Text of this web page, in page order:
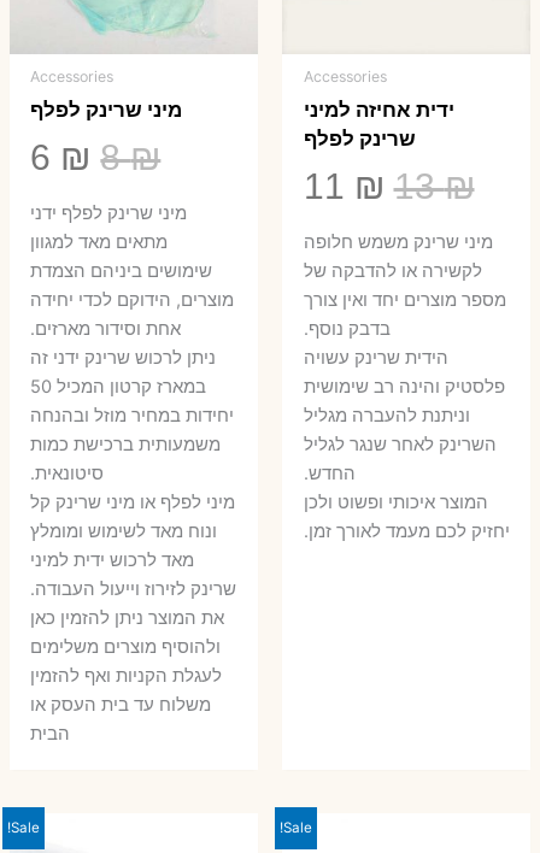
Accessories
ידית אחיזה למיני
שרינק לפלף
13₪
המחיר
המקורי
היה:
13 ₪.
11 ₪
הוא:
​מיני שרינק משמש חלופה
לקשירה או להדבקה של
מספר מוצרים יחד ואין צורך
בדבק נוסף.
הידית שרינק עשויה
פלסטיק והינה רב שימושית
וניתנת להעברה מגליל
השרינק לאחר שנגר לגליל
החדש.
המוצר איכותי ופשוט ולכן
יחזיק לכם מעמד לאורך זמן.
Accessories
מיני שרינק לפלף
8₪
היה:
8 ₪.
6 ₪
6 ₪.
מיני שרינק לפלף ידני
מתאים מאד למגוון
שימושים ביניהם הצמדת
מוצרים, הידוקם לכדי יחידה
אחת וסידור מארזים.
ניתן לרכוש שרינק ידני זה
במארז קרטון המכיל 50
יחידות במחיר מוזל ובהנחה
משמעותית ברכישת כמות
סיטונאית.
מיני לפלף או מיני שרינק קל
ונוח מאד לשימוש ומומלץ
מאד לרכוש ידית למיני
שרינק לזירוז וייעול העבודה.
את המוצר ניתן להזמין כאן
ולהוסיף מוצרים משלימים
לעגלת הקניות ואף להזמין
משלוח עד בית העסק או
הבית
Sale!
Sale!